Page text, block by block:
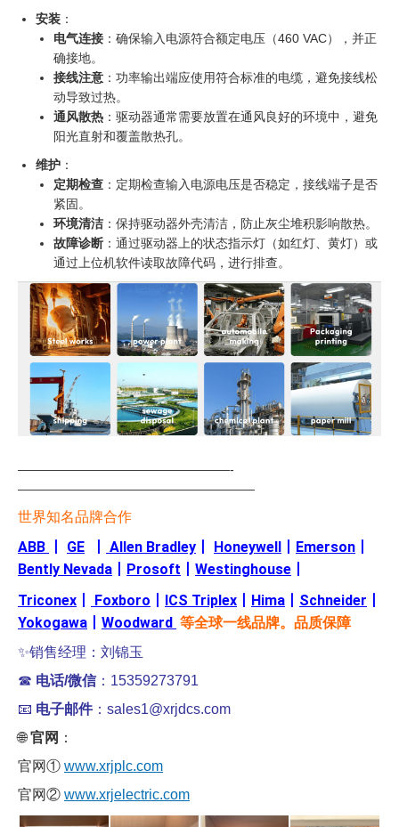
安装 ：
电气连接 ：确保输入电源符合额定电压（460 VAC），并正
确接地。
接线注意 ：功率输出端应使用符合标准的电缆，避免接线松
动导致过热。
通风散热 ：驱动器通常需要放置在通风良好的环境中，避免
阳光直射和覆盖散热孔。
维护 ：
定期检查 ：定期检查输入电源电压是否稳定，接线端子是否
紧固。
环境清洁 ：保持驱动器外壳清洁，防止灰尘堆积影响散热。
故障诊断 ：通过驱动器上的状态指示灯（如红灯、黄灯）或
通过上位机软件读取故障代码，进行排查。
—————————————————-
———————————————————
世界知名品牌合作
ABB GE Allen Bradley Honeywell Emerson
Bently Nevada
Prosoft Westinghouse
Triconex
Foxboro ICS Triplex Hima Schneider
Yokogawa
Woodward 等全球一线品牌。品质保障
✨销售经理：刘锦玉
☎ 电话/微信：15359273791
📧 电子邮件：sales1@xrjdcs.com
🌐官网 ：
官网① www.xrjplc.com
官网② www.xrjelectric.com